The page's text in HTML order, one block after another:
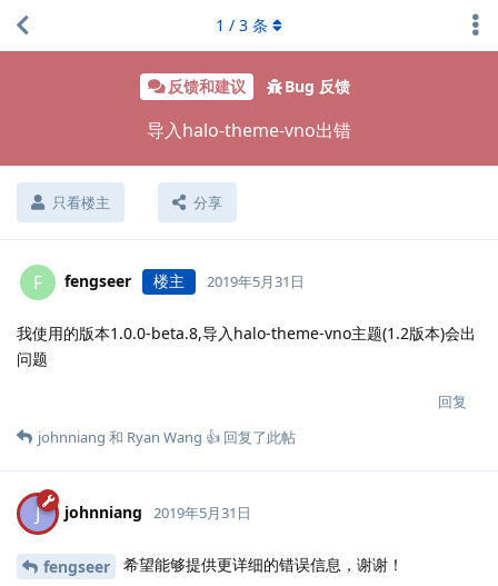
反馈和建议 Bug 反馈
导入halo-theme-vno出错
只看楼主 分享
1 / 3 条
F fengseer 楼主 2019年5月31日
我使用的版本1.0.0-beta.8,导入halo-theme-vno主题(1.2版本)会出
问题
回复
johnniang 和 Ryan Wang 👍 回复了此帖
J johnniang 2019年5月31日
fengseer 希望能够提供更详细的错误信息，谢谢！